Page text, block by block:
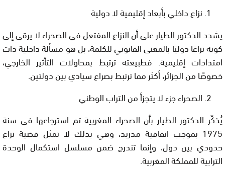
نزاع داخلي بأبعاد إقليمية لا دولية
يشدد الدكتور الطيار على أن النزاع المفتعل في الصحراء لا يرقى إلى
كونه نزاعًا دوليًا بالمعنى القانوني للكلمة، بل هو مسألة داخلية ذات
امتدادات إقليمية. فطبيعته ترتبط بمحاولات التأثير الخارجي،
خصوصًا من الجزائر، أكثر مما ترتبط بصراع سيادي بين دولتين.
الصحراء جزء لا يتجزأ من التراب الوطني
يُذكّر الدكتور الطيار بأن الصحراء المغربية تم استرجاعها في سنة
1975 بموجب اتفاقية مدريد، وهي بذلك لا تمثل قضية نزاع
حدودي بين دول، وإنما تندرج ضمن مسلسل استكمال الوحدة
الترابية للمملكة المغربية.